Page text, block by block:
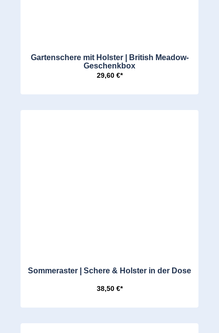
Gartenschere mit Holster | British Meadow-
Geschenkbox
29,60 €*
Sommeraster | Schere & Holster in der Dose
38,50 €*